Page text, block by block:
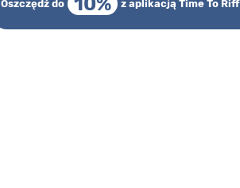
Oszczędź do z aplikacją Time To Riff